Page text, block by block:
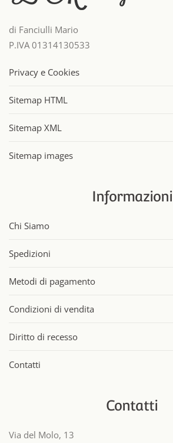
di Fanciulli Mario
P.IVA 01314130533
Privacy e Cookies
Sitemap HTML
Sitemap XML
Sitemap images
Informazioni
Chi Siamo
Spedizioni
Metodi di pagamento
Condizioni di vendita
Diritto di recesso
Contatti
Contatti
Via del Molo, 13